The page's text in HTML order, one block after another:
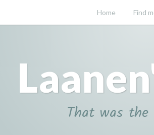
Home Find
That was